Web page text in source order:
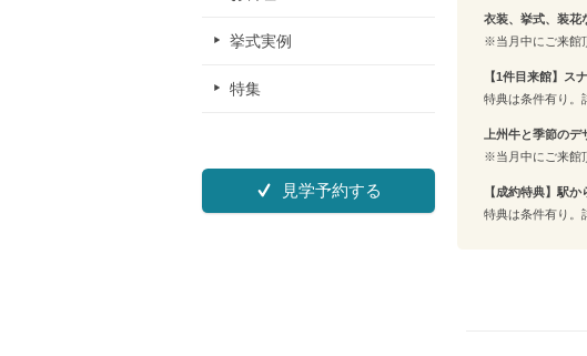
挙式実例
特集
見学予約する
衣装、挙式、装花
※当月中にご来館
【1件目来館】ス
特典は条件有り。
上州牛と季節の
※当月中にご来館
【成約特典】駅
特典は条件有り。